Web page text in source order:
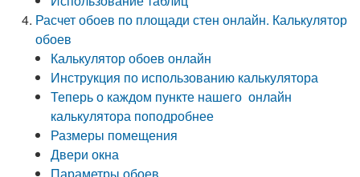
Расчет обоев по площади стен онлайн. Калькулятор
обоев
Калькулятор обоев онлайн
Инструкция по использованию калькулятора
Теперь о каждом пункте нашего онлайн
калькулятора поподробнее
Размеры помещения
Двери окна